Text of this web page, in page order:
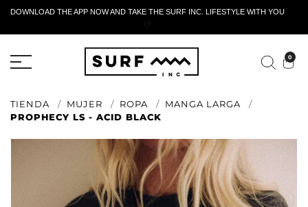
DOWNLOAD THE APP NOW AND TAKE THE SURF INC. LIFESTYLE WITH YOU
🤍
0
TIENDA MUJER ROPA
MANGA LARGA
PROPHECY LS - ACID BLACK
FORMULARIO DE RETORNO ACTIVO